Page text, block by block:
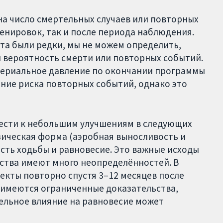
смертельных случаев или повторных
так и после периода наблюдения.
были редки, мы не можем определить,
смерти или повторных событий.
давление по окончании программы
риска повторных событий, однако это
к небольшим улучшениям в следующих
форма (аэробная выносливость и
ходьбы и равновесие. Это важные исходы
имеют много неопределённостей. В
повторно спустя 3–12 месяцев после
ограниченные доказательства,
влияние на равновесие может